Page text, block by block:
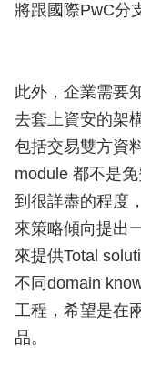
將跟國際PwC分
此外，企業需要
去套上資安的架
包括交易雙方資
module 都不是
到很詳盡的程度
來策略傾向提出
來提供Total
不同domain
工程，希望是在
品。